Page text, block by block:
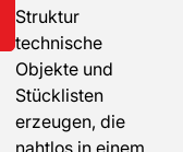
Struktur
technische
Objekte und
Stücklisten
erzeugen, die